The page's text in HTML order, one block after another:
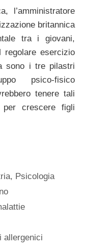
l’amministratore
britannica
tra i giovani,
regolare esercizio
sono i tre pilastri
psico-fisico
tenere tali
per crescere figli
, Psicologia
allergenici